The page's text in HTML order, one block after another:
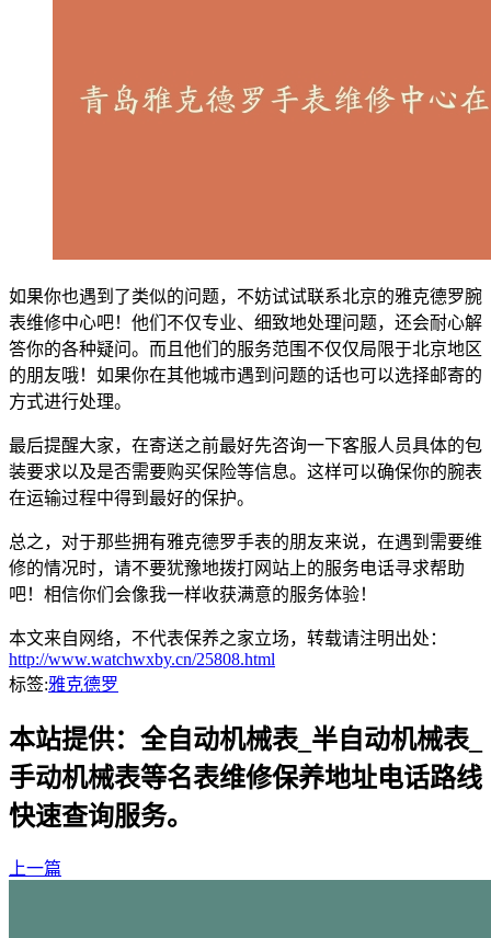
如果你也遇到了类似的问题，不妨试试联系北京的雅克德罗腕
表维修中心吧！他们不仅专业、细致地处理问题，还会耐心解
答你的各种疑问。而且他们的服务范围不仅仅局限于北京地区
的朋友哦！如果你在其他城市遇到问题的话也可以选择邮寄的
方式进行处理。
最后提醒大家，在寄送之前最好先咨询一下客服人员具体的包
装要求以及是否需要购买保险等信息。这样可以确保你的腕表
在运输过程中得到最好的保护。
总之，对于那些拥有雅克德罗手表的朋友来说，在遇到需要维
修的情况时，请不要犹豫地拨打网站上的服务电话寻求帮助
吧！相信你们会像我一样收获满意的服务体验！
本文来自网络，不代表保养之家立场，转载请注明出处：
http://www.watchwxby.cn/25808.html
标签:雅克德罗
本站提供：全自动机械表_半自动机械表_
手动机械表等名表维修保养地址电话路线
快速查询服务。
上一篇